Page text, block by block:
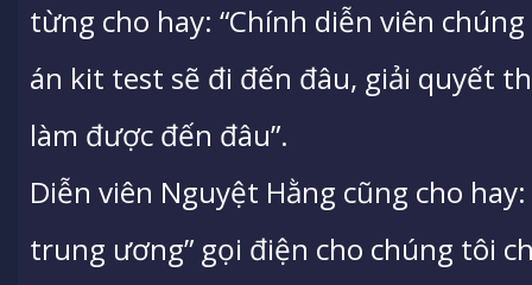
từng cho hay: “Chính diễn viên
án kit test sẽ đi đến đâu, giải quyết
làm được đến đâu”.
Diễn viên Nguyệt Hằng cũng cho
trung ương” gọi điện cho chúng tôi